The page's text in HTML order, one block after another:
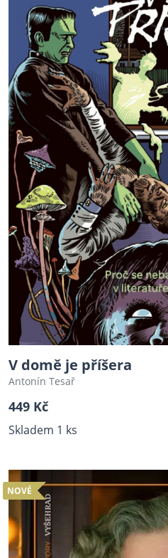
V domě je příšera
Antonín Tesař
449 Kč
Skladem 1 ks
NOVÉ